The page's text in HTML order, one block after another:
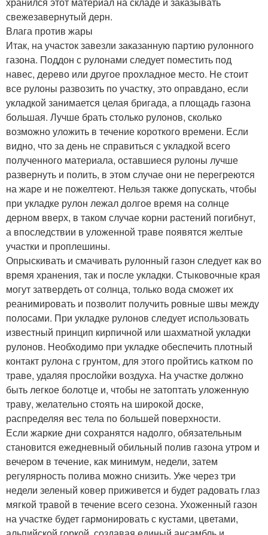
свежезавернутый дерн.
Влага против жары
Итак, на участок завезли заказанную партию рулонного
газона. Поддон с рулонами следует поместить под
навес, дерево или другое прохладное место. Не стоит
все рулоны развозить по участку, это оправдано, если
укладкой занимается целая бригада, а площадь газона
большая. Лучше брать столько рулонов, сколько
возможно уложить в течение короткого времени. Если
видно, что за день не справиться с укладкой всего
полученного материала, оставшиеся рулоны лучше
развернуть и полить, в этом случае они не перегреются
на жаре и не пожелтеют. Нельзя также допускать, чтобы
при укладке рулон лежал долгое время на солнце
дерном вверх, в таком случае корни растений погибнут,
а впоследствии в уложенной траве появятся желтые
участки и проплешины.
Опрыскивать и смачивать рулонный газон следует как во
время хранения, так и после укладки. Стыковочные края
могут затвердеть от солнца, только вода сможет их
реанимировать и позволит получить ровные швы между
полосами. При укладке рулонов следует использовать
известный принцип кирпичной или шахматной укладки
рулонов. Необходимо при укладке обеспечить плотный
контакт рулона с грунтом, для этого пройтись катком по
траве, удаляя прослойки воздуха. На участке должно
быть легкое болотце и, чтобы не затоптать уложенную
траву, желательно стоять на широкой доске,
распределяя вес тела по большей поверхности.
Если жаркие дни сохранятся надолго, обязательным
становится ежедневный обильный полив газона утром и
вечером в течение, как минимум, недели, затем
регулярность полива можно снизить. Уже через три
недели зеленый ковер приживется и будет радовать глаз
мягкой травой в течение всего сезона. Ухоженный газон
на участке будет гармонировать с кустами, цветами,